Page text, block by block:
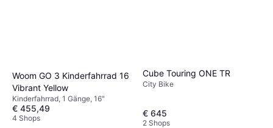
Woom GO 3 Kinderfahrrad 16
Vibrant Yellow
Kinderfahrrad, 1 Gänge, 16"
€ 455,49
4 Shops
Cube Touring ONE TR
City Bike
€ 645
2 Shops